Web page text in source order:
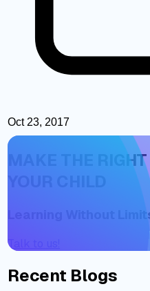
Oct 23, 2017
MAKE THE
YOUR CHILD
Learning Without
Talk to us!
Recent Blogs